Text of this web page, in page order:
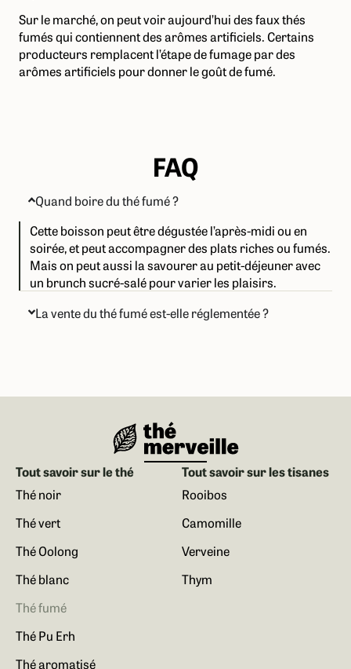
Sur le marché, on peut voir aujourd’hui des faux thés
fumés qui contiennent des arômes artificiels. Certains
producteurs remplacent l’étape de fumage par des
arômes artificiels pour donner le goût de fumé.
FAQ
Quand boire du thé fumé ?
Cette boisson peut être dégustée l’après-midi ou en
soirée, et peut accompagner des plats riches ou fumés.
Mais on peut aussi la savourer au petit-déjeuner avec
un brunch sucré-salé pour varier les plaisirs.
La vente du thé fumé est-elle réglementée ?
Tout savoir sur le thé
Thé noir
Thé vert
Thé Oolong
Thé blanc
Thé fumé
Thé Pu Erh
Thé aromatisé
Tout savoir sur les tisanes
Rooibos
Camomille
Verveine
Thym